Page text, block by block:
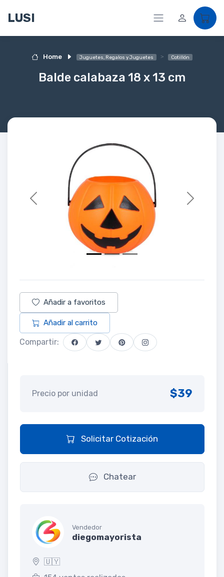
LUSI
Home Juguetes, Regalos y Juguetes Cotillón
Balde calabaza 18 x 13 cm
Previous Next
Añadir a favoritos
Añadir al carrito
Compartir:
Precio por unidad $39
Solicitar Cotización
Chatear
Vendedor
diegomayorista
🇺🇾